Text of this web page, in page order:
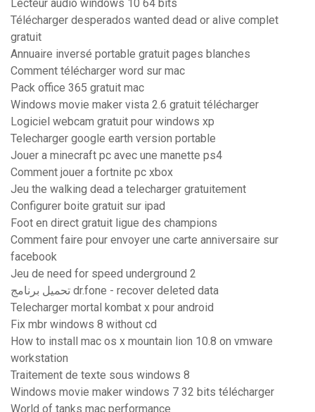
Lecteur audio windows 10 64 bits
Télécharger desperados wanted dead or alive complet
gratuit
Annuaire inversé portable gratuit pages blanches
Comment télécharger word sur mac
Pack office 365 gratuit mac
Windows movie maker vista 2.6 gratuit télécharger
Logiciel webcam gratuit pour windows xp
Telecharger google earth version portable
Jouer a minecraft pc avec une manette ps4
Comment jouer a fortnite pc xbox
Jeu the walking dead a telecharger gratuitement
Configurer boite gratuit sur ipad
Foot en direct gratuit ligue des champions
Comment faire pour envoyer une carte anniversaire sur
facebook
Jeu de need for speed underground 2
تحميل برنامج dr.fone - recover deleted data
Telecharger mortal kombat x pour android
Fix mbr windows 8 without cd
How to install mac os x mountain lion 10.8 on vmware
workstation
Traitement de texte sous windows 8
Windows movie maker windows 7 32 bits télécharger
World of tanks mac performance